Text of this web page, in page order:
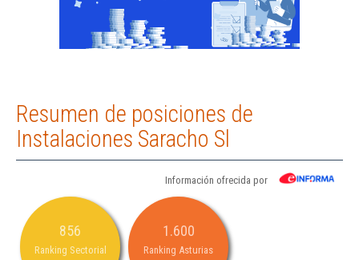
Resumen de posiciones de
Instalaciones Saracho Sl
Información ofrecida por
856
Ranking Sectorial
1.600
Ranking Asturias